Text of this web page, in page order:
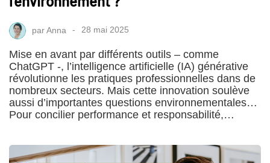
parAnna 28 mai 2025
Mise en avant par différents outils – comme
ChatGPT -, l’intelligence artificielle (IA) générative
révolutionne les pratiques professionnelles dans de
nombreux secteurs. Mais cette innovation soulève
aussi d’importantes questions environnementales…
Pour concilier performance et responsabilité,…